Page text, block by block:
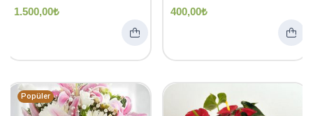
1.500,00₺ 400,00₺
Popüler